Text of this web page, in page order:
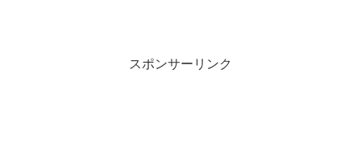
スポンサーリンク